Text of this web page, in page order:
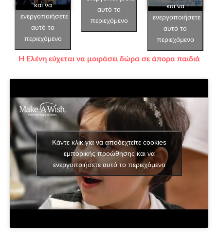
και να
ενεργοποιήσετε
αυτό το
περιεχόμενο
αυτό το
περιεχόμενο
και να
ενεργοποιήσετε
αυτό το
περιεχόμενο
Η Ελένη εύχεται να μοιράσει δώρα σε άπορα παιδιά
Κάντε κλικ για να αποδεχτείτε cookies
εμπορικής προώθησης και να
ενεργοποιήσετε αυτό το περιεχόμενο